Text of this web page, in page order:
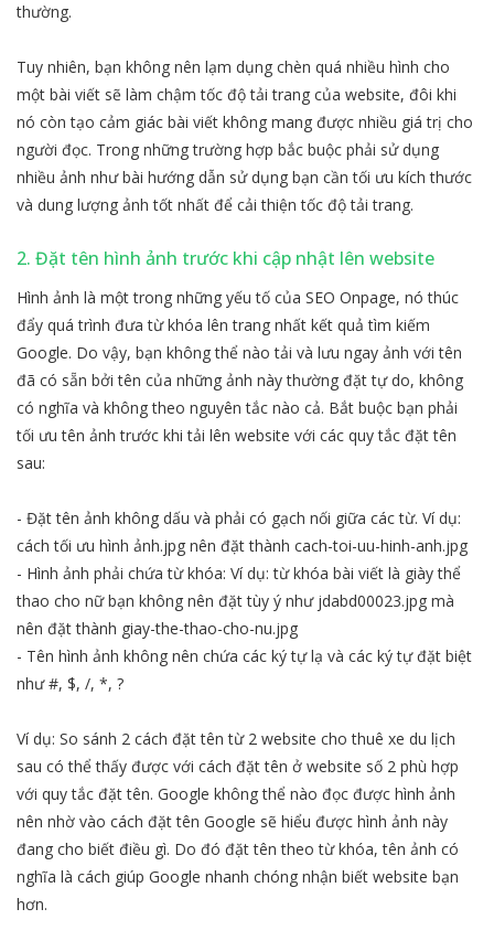
thường.
Tuy nhiên, bạn không nên lạm dụng chèn quá nhiều hình cho
một bài viết sẽ làm chậm tốc độ tải trang của website, đôi khi
nó còn tạo cảm giác bài viết không mang được nhiều giá trị cho
người đọc. Trong những trường hợp bắc buộc phải sử dụng
nhiều ảnh như bài hướng dẫn sử dụng bạn cần tối ưu kích thước
và dung lượng ảnh tốt nhất để cải thiện tốc độ tải trang.
2. Đặt tên hình ảnh trước khi cập nhật lên website
Hình ảnh là một trong những yếu tố của SEO Onpage, nó thúc
đẩy quá trình đưa từ khóa lên trang nhất kết quả tìm kiếm
Google. Do vậy, bạn không thể nào tải và lưu ngay ảnh với tên
đã có sẵn bởi tên của những ảnh này thường đặt tự do, không
có nghĩa và không theo nguyên tắc nào cả. Bắt buộc bạn phải
tối ưu tên ảnh trước khi tải lên website với các quy tắc đặt tên
sau:
- Đặt tên ảnh không dấu và phải có gạch nối giữa các từ. Ví dụ:
cách tối ưu hình ảnh.jpg nên đặt thành cach-toi-uu-hinh-anh.jpg
- Hình ảnh phải chứa từ khóa: Ví dụ: từ khóa bài viết là giày thể
thao cho nữ bạn không nên đặt tùy ý như jdabd00023.jpg mà
nên đặt thành giay-the-thao-cho-nu.jpg
- Tên hình ảnh không nên chứa các ký tự lạ và các ký tự đặt biệt
như #, $, /, *, ?
Ví dụ: So sánh 2 cách đặt tên từ 2 website cho thuê xe du lịch
sau có thể thấy được với cách đặt tên ở website số 2 phù hợp
với quy tắc đặt tên. Google không thể nào đọc được hình ảnh
nên nhờ vào cách đặt tên Google sẽ hiểu được hình ảnh này
đang cho biết điều gì. Do đó đặt tên theo từ khóa, tên ảnh có
nghĩa là cách giúp Google nhanh chóng nhận biết website bạn
hơn.